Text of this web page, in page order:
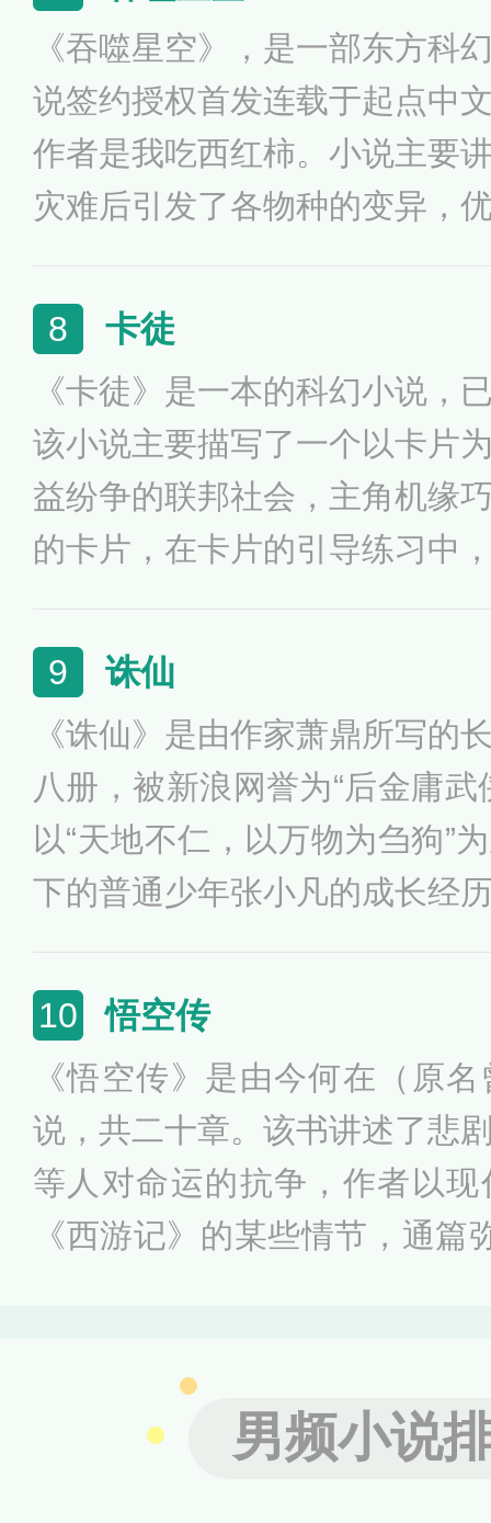
一个广博的魔幻世界。强者可
遨游天际，恐怖的魔法可以
池，可以夷平山岳……这本书
龙戒指’的少年的梦幻旅程。
《吞噬星空》，是一部东方科
说签约授权首发连载于起点中
作者是我吃西红柿。小说主要
灾难后引发了各物种的变异，
噬巨兽一战后失去肉身，夺舍
内世界育出人类分身，之后迈
8 卡徒
《卡徒》是一本的科幻小说，
该小说主要描写了一个以卡片
益纷争的联邦社会，主角机缘
的卡片，在卡片的引导练习中
在飞速提升的同时终于引来
意，一场关于制卡的龙争虎斗
9 诛仙
《诛仙》是由作家萧鼎所写的
八册，被新浪网誉为“后金庸
以“天地不仁，以万物为刍狗”
下的普通少年张小凡的成长经
奇架空世界。《诛仙》荣登
典“中国IP价值榜-网络文学榜
10 悟空传
《悟空传》是由今何在（原
说，共二十章。该书讲述了悲
等人对命运的抗争，作者以
《西游记》的某些情节，通篇
盘点”活动中入选十佳人气作品
男频小说